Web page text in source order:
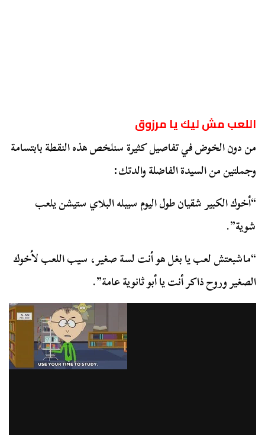
اللعب مش ليك يا مرزوق
من دون الخوض في تفاصيل كثيرة سنلخص هذه النقطة بابتسامة
وجملتين من السيدة الفاضلة والدتك:
“أخوك الكبير شقيان طول اليوم سيبله البلاي ستيشن يلعب
شوية”.
“ماشبعتش لعب يا بغل هو أنت لسة صغير، سيب اللعب لأخوك
الصغير وروح ذاكر أنت يا أبو ثانوية عامة”.